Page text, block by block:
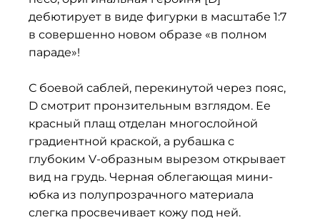
дебютирует в виде фигурки в масштабе 1:7
в совершенно новом образе «в полном
параде»!
С боевой саблей, перекинутой через пояс,
D смотрит пронзительным взглядом. Ее
красный плащ отделан многослойной
градиентной краской, а рубашка с
глубоким V-образным вырезом открывает
вид на грудь. Черная облегающая мини-
юбка из полупрозрачного материала
слегка просвечивает кожу под ней.